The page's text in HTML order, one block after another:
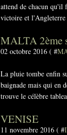
attend de chacun qu'il
victoire et l'Angleterre
MALTA 2ème
02 octobre 2016 ( #
La pluie tombe enfin
baignade mais qui en
trouve le célèbre
VENISE
11 novembre 2016 ( #